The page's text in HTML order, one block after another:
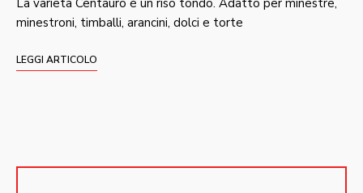
minestroni, timballi, arancini, dolci e torte
LEGGI ARTICOLO